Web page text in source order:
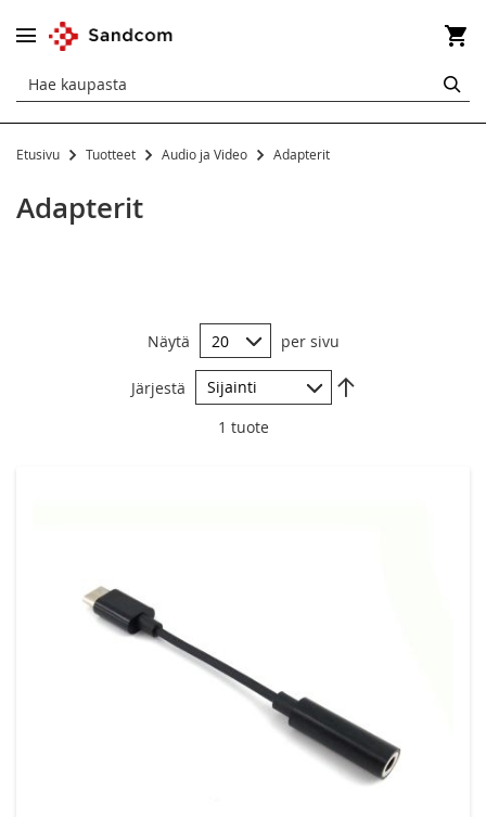
Etusivu Tuotteet Audio ja Video Adapterit
Adapterit
1 tuote
Näytä per sivu
Järjestä
Audio ja Video
Adapterit